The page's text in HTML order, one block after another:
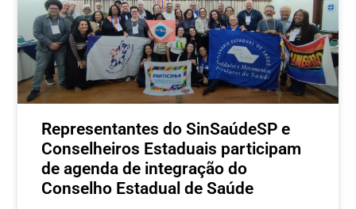
Representantes do SinSaúdeSP e
Conselheiros Estaduais participam
de agenda de integração do
Conselho Estadual de Saúde